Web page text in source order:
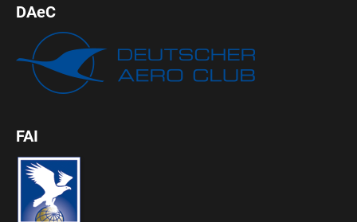
DAeC
FAI